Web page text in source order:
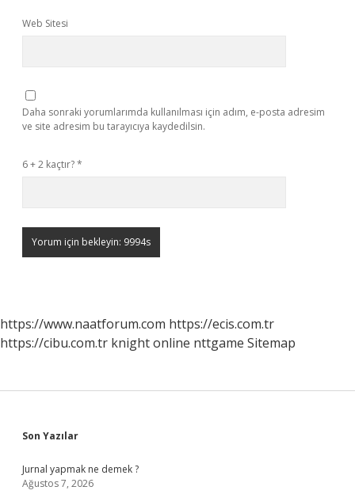
Web Sitesi
Daha sonraki yorumlarımda kullanılması için adım, e-posta adresim
ve site adresim bu tarayıcıya kaydedilsin.
6 + 2 kaçtır?*
https://www.naatforum.com https://ecis.com.tr
https://cibu.com.tr knight online nttgame Sitemap
Sidebar
Son Yazılar
Jurnal yapmak ne demek ?
Ağustos 7, 2026